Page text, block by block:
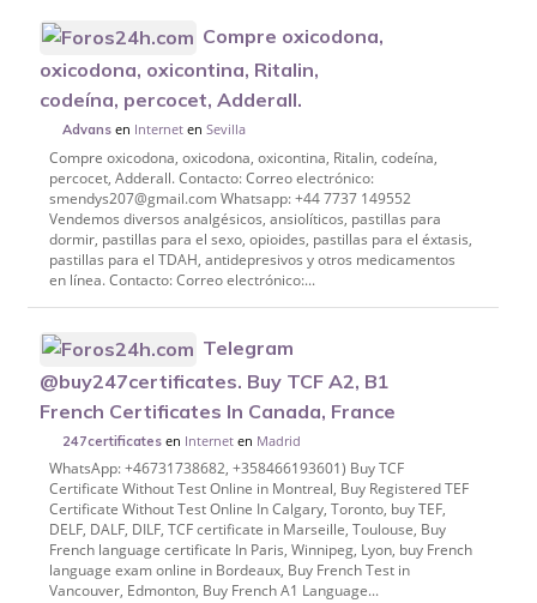
Compre oxicodona,
oxicodona, oxicontina, Ritalin,
codeína, percocet, Adderall.
Advans en Internet enSevilla
Compre oxicodona, oxicodona, oxicontina, Ritalin, codeína,
percocet, Adderall. Contacto: Correo electrónico:
smendys207@gmail.com Whatsapp: +44 7737 149552
Vendemos diversos analgésicos, ansiolíticos, pastillas para
dormir, pastillas para el sexo, opioides, pastillas para el éxtasis,
pastillas para el TDAH, antidepresivos y otros medicamentos
en línea. Contacto: Correo electrónico:...
Telegram
@buy247certificates. Buy TCF A2, B1
French Certificates In Canada, France
247certificates en Internet en Madrid
WhatsApp: +46731738682, +358466193601) Buy TCF
Certificate Without Test Online in Montreal, Buy Registered TEF
Certificate Without Test Online In Calgary, Toronto, buy TEF,
DELF, DALF, DILF, TCF certificate in Marseille, Toulouse, Buy
French language certificate In Paris, Winnipeg, Lyon, buy French
language exam online in Bordeaux, Buy French Test in
Vancouver, Edmonton, Buy French A1 Language...